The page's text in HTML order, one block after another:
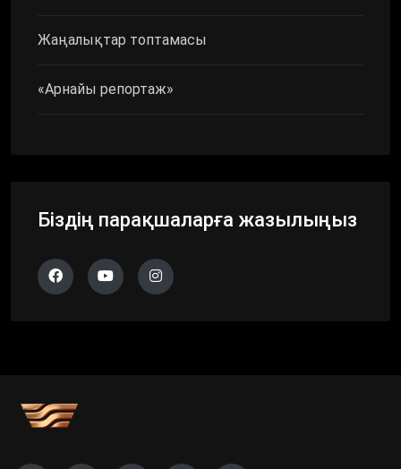
Жаңалықтар топтамасы
«Арнайы репортаж»
Біздің парақшаларға жазылыңыз